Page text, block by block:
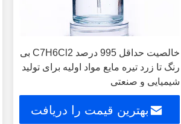
خالصیت حداقل 995 درصد C7H6Cl2 بی
رنگ تا زرد تیره مایع مواد اولیه برای تولید
شیمیایی و صنعتی
بهترین قیمت را دریافت